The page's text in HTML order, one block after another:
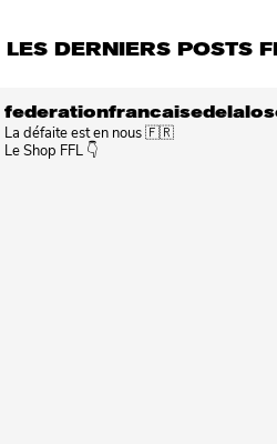
LES DERNIERS POSTS
La défaite est en nous 🇫🇷
Le Shop FFL 👇